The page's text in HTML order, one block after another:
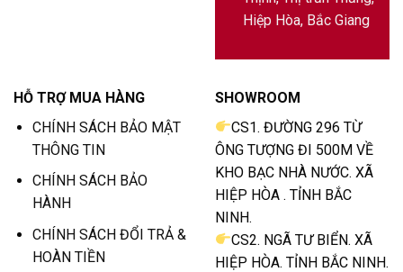
Hiệp Hòa, Bắc Giang
HỖ TRỢ MUA HÀNG
CHÍNH SÁCH BẢO MẬT
THÔNG TIN
CHÍNH SÁCH BẢO
HÀNH
CHÍNH SÁCH ĐỔI TRẢ &
HOÀN TIỀN
SHOWROOM
CS1. ĐƯỜNG 296 TỪ
ÔNG TƯỢNG ĐI 500M VỀ
KHO BẠC NHÀ NƯỚC. XÃ
HIỆP HÒA . TỈNH BẮC
NINH.
CS2. NGÃ TƯ BIỂN. XÃ
HIỆP HÒA. TỈNH BẮC NINH.